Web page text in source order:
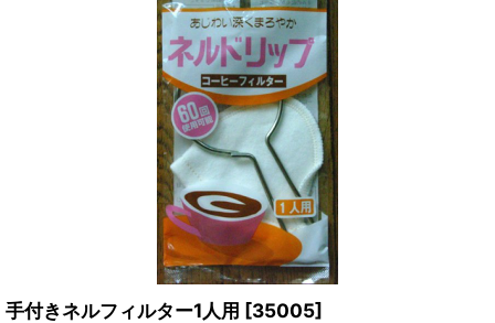
手付きネルフィルター1人用 [35005]